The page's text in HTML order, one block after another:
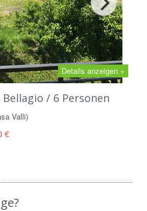
Details anzeigen +
/ 6 Personen
Valli)
€